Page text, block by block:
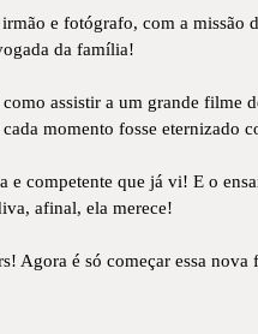
e fotógrafo, com a
da família!
assistir a um grande filme
momento fosse eternizado
e competente que já vi! E o
afinal, ela merece!
Agora é só começar essa